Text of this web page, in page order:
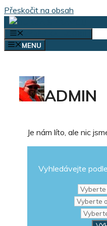
Přeskočit na obsah
MENU
ADMIN
Je nám líto, ale nic
Vyhledávejte